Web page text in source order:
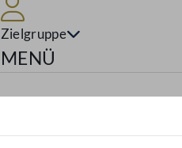
Zielgruppe
Navigationsmenü
MENÜ